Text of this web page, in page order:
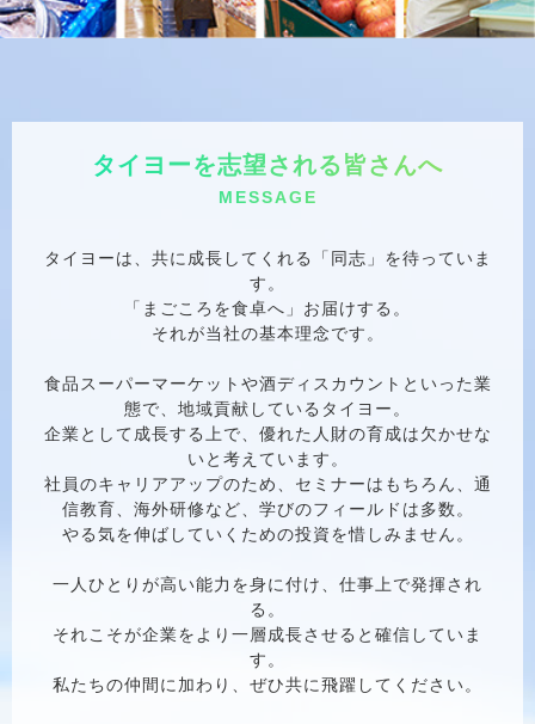
タイヨーを志望される皆さんへ
MESSAGE
タイヨーは、共に成長してくれる「同志」を待っていま
す。
「まごころを食卓へ」お届けする。
それが当社の基本理念です。
食品スーパーマーケットや酒ディスカウントといった業
態で、地域貢献しているタイヨー。
企業として成長する上で、優れた人財の育成は欠かせな
いと考えています。
社員のキャリアアップのため、セミナーはもちろん、通
信教育、海外研修など、学びのフィールドは多数。
やる気を伸ばしていくための投資を惜しみません。
一人ひとりが高い能力を身に付け、仕事上で発揮され
る。
それこそが企業をより一層成長させると確信していま
す。
私たちの仲間に加わり、ぜひ共に飛躍してください。